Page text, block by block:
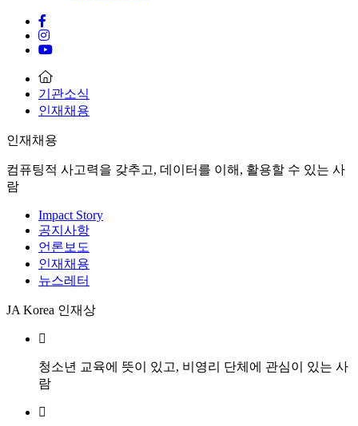
기관소식
인재채용
인재채용
컴퓨팅적 사고력을 갖추고, 데이터를 이해, 활용할 수 있는 사
람
Impact Story
공지사항
언론보도
인재채용
뉴스레터
JA Korea 인재상
청소년 교육에 뜻이 있고, 비영리 단체에 관심이 있는 사
람